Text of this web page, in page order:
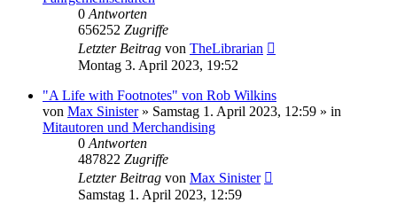
0 Antworten
656252 Zugriffe
Letzter Beitrag von TheLibrarian
Montag 3. April 2023, 19:52
"A Life with Footnotes" von Rob Wilkins
von Max Sinister» Samstag 1. April 2023, 12:59 » in
Mitautoren und Merchandising
0 Antworten
487822 Zugriffe
Letzter Beitrag von Max Sinister
Samstag 1. April 2023, 12:59